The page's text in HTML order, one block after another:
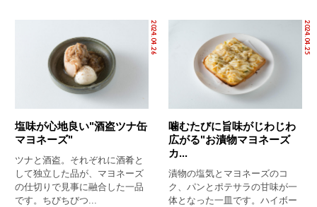
2024.04.26
塩味が心地良い"酒盗ツナ缶
マヨネーズ"
ツナと酒盗。それぞれに酒肴と
して独立した品が、マヨネーズ
の仕切りで見事に融合した一品
です。ちびちびつ...
2024.04.25
噛むたびに旨味がじわじわ
広がる"お漬物マヨネーズ
カ...
漬物の塩気とマヨネーズのコ
ク、パンとポテサラの甘味が一
体となった一皿です。ハイボー